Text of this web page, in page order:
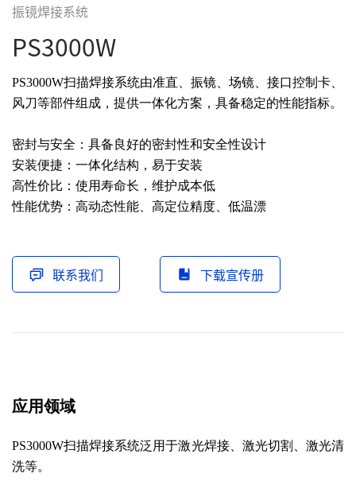
振镜焊接系统
PS3000W
PS3000W扫描焊接系统由准直、振镜、场镜、接口控制卡、
风刀等部件组成，提供一体化方案，具备稳定的性能指标。
密封与安全：具备良好的密封性和安全性设计
安装便捷：一体化结构，易于安装
高性价比：使用寿命长，维护成本低
性能优势：高动态性能、高定位精度、低温漂
联系我们 下载宣传册
应用领域
PS3000W扫描焊接系统泛用于激光焊接、激光切割、激光清
洗等。